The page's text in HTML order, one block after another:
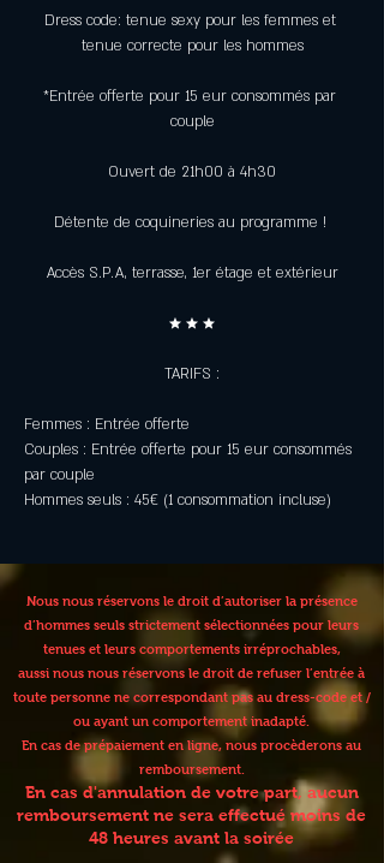
Dress code: tenue sexy pour les femmes et
tenue correcte pour les hommes
*Entrée offerte pour 15 eur consommés par
couple
Ouvert de 21h00 à 4h30
Détente de coquineries au programme !
Accès S.P.A, terrasse, 1er étage et extérieur
★ ★ ★
TARIFS :
Femmes : Entrée offerte
Couples : Entrée offerte pour 15 eur consommés
par couple
Hommes seuls : 45€ (1 consommation incluse)
Nous nous réservons le droit d’autoriser la présence
d’hommes seuls strictement sélectionnées pour leurs
tenues et leurs comportements irréprochables,
aussi nous nous réservons le droit de refuser l’entrée à
toute personne ne correspondant pas au dress-code et /
ou ayant un comportement inadapté.
En cas de prépaiement en ligne, nous procèderons au
remboursement.
En cas d'annulation de votre part, aucun
remboursement ne sera effectué moins de
48 heures avant la soirée